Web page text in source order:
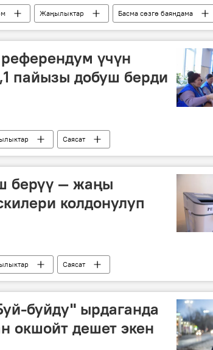
Жаңылыктар
Басма сөзгө баяндама
үчүн
пайызы добуш берди
Саясат
жолу менен Конституцияга өзгөртүүлөрдү киргизүү
берүү — жаңы
колдонулуп
Саясат
референдум
Жергиликтүү кеңеш шайлоосу
буйду" ырдаганда
окшойт дешет экен